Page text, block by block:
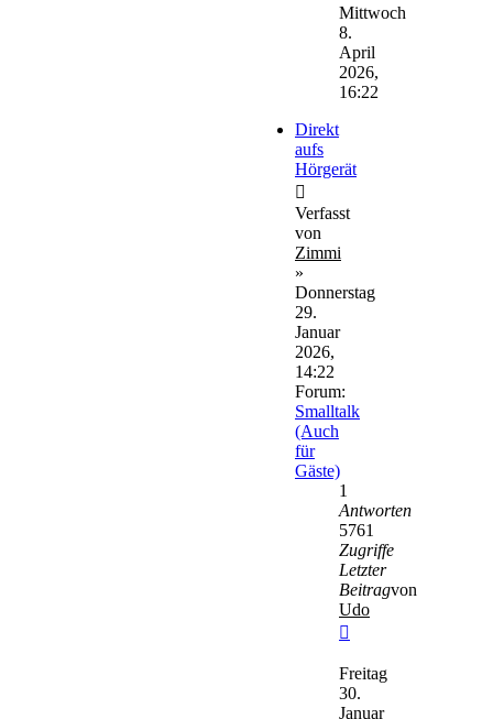
Beitrag
Mittwoch
8.
April
2026,
16:22
Direkt
aufs
Hörgerät
Verfasst
von
Zimmi
»
Donnerstag
29.
Januar
2026,
14:22
Forum:
Smalltalk
(Auch
für
Gäste)
1
Antworten
5761
Zugriffe
Letzter
Beitragvon
Udo
Beitrag
Freitag
30.
Januar